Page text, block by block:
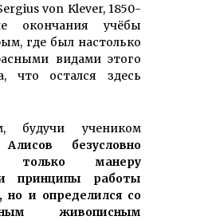
von Klever, 1850-
окончания учёбы
где был настолько
видами этого
что остался здесь
будучи учеником
Алисов безусловно
манеру
принципы работы
но и определился со
живописным